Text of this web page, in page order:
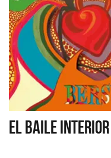
EL BAILE INTERIOR